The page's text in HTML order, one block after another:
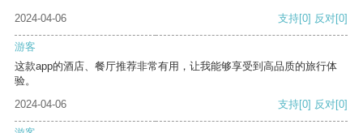
2024-04-06 支持[0] 反对[0]
游客
这款app的酒店、餐厅推荐非常有用，让我能够享受到高品质的旅行体
验。
2024-04-06
支持[0] 反对[0]